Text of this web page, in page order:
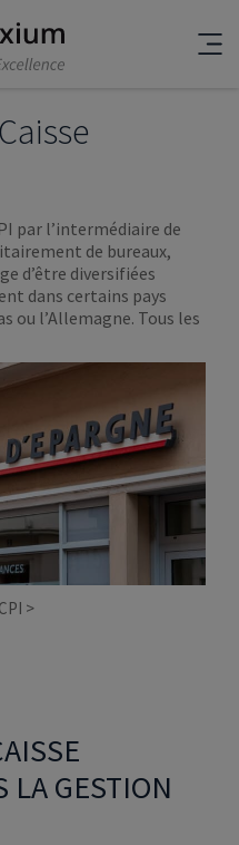
par l’intermédiaire de
de bureaux,
d’être diversifiées
dans certains pays
ou l’Allemagne. Tous les
LA GESTION